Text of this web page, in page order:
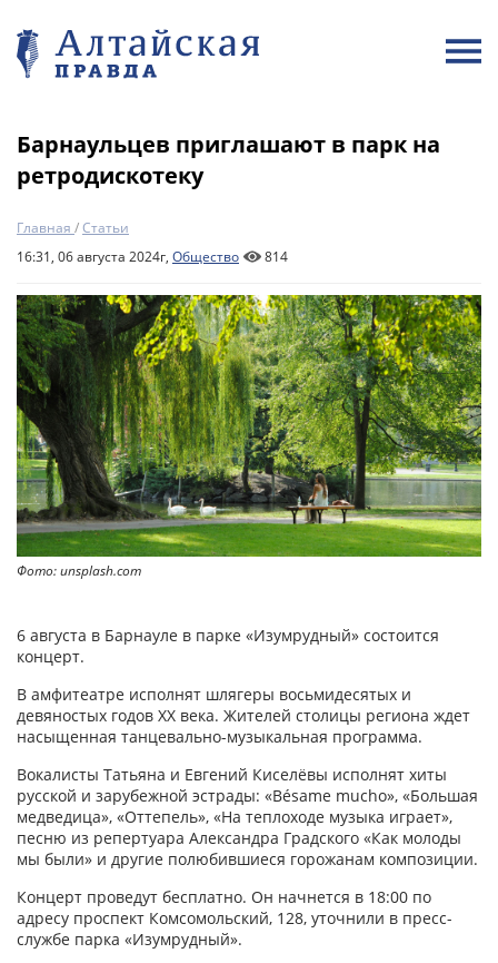
Барнаульцев приглашают в парк на
ретродискотеку
Главная /Статьи
16:31, 06 августа 2024г, Общество 814
Фото: unsplash.com
6 августа в Барнауле в парке «Изумрудный» состоится
концерт.
В амфитеатре исполнят шлягеры восьмидесятых и
девяностых годов XX века. Жителей столицы региона ждет
насыщенная танцевально-музыкальная программа.
Вокалисты Татьяна и Евгений Киселёвы исполнят хиты
русской и зарубежной эстрады: «Bésame mucho», «Большая
медведица», «Оттепель», «На теплоходе музыка играет»,
песню из репертуара Александра Градского «Как молоды
мы были» и другие полюбившиеся горожанам композиции.
Концерт проведут бесплатно. Он начнется в 18:00 по
адресу проспект Комсомольский, 128, уточнили в пресс-
службе парка «Изумрудный».